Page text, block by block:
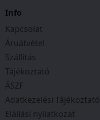
Info
Kapcsolat
Áruátvétel
Szállítás
Tájékoztató
ÁSZF
Adatkezelési Tájékoztató
Elállási nyilatkozat